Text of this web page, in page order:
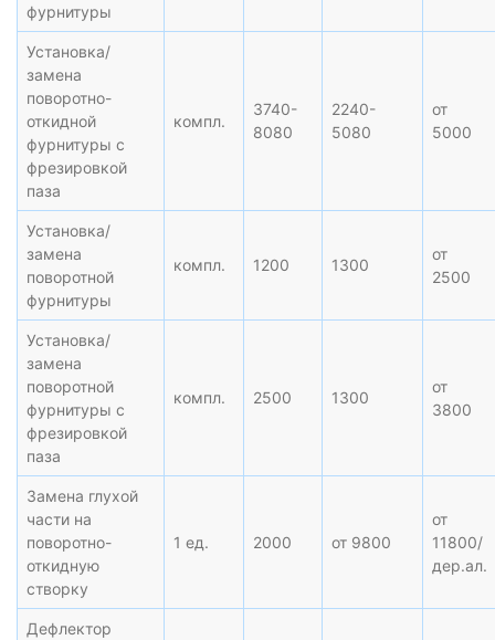
фурнитуры
Установка/
замена
поворотно-
откидной
фурнитуры с
фрезировкой
паза
компл.
3740-
8080
2240-
5080
от
5000
Установка/
замена
поворотной
фурнитуры
компл. 1200 1300
от
2500
Установка/
замена
поворотной
фурнитуры с
фрезировкой
паза
компл. 2500 1300
от
3800
Замена глухой
части на
поворотно-
откидную
створку
1 ед. 2000 от 9800
от
11800/
дер.ал.
Дефлектор